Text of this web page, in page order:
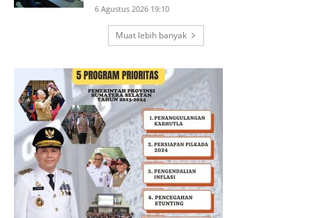
6 Agustus 2026 19:10
Muat lebih banyak